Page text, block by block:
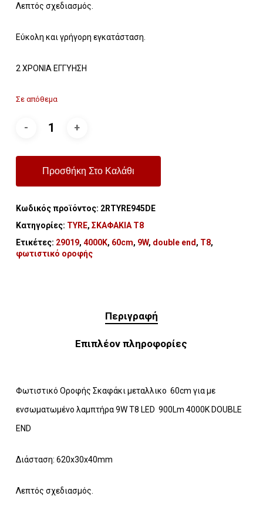
Λεπτός σχεδιασμός.
Εύκολη και γρήγορη εγκατάσταση.
2 ΧΡΟΝΙΑ ΕΓΓΥΗΣΗ
Σε απόθεμα
Προσθήκη Στο Καλάθι
Κωδικός προϊόντος: 2RTYRE945DE
Κατηγορίες: TYRE, ΣΚΑΦΑΚΙΑ Τ8
Ετικέτες: 29019, 4000K, 60cm, 9W, double end , T8,
φωτιστικό οροφής
Περιγραφή
Επιπλέον πληροφορίες
Φωτιστικό Οροφής Σκαφάκι μεταλλικο 60cm για με
ενσωματωμένο λαμπτήρα 9W T8 LED 900Lm 4000K DOUBLE
END
Διάσταση: 620x30x40mm
Λεπτός σχεδιασμός.